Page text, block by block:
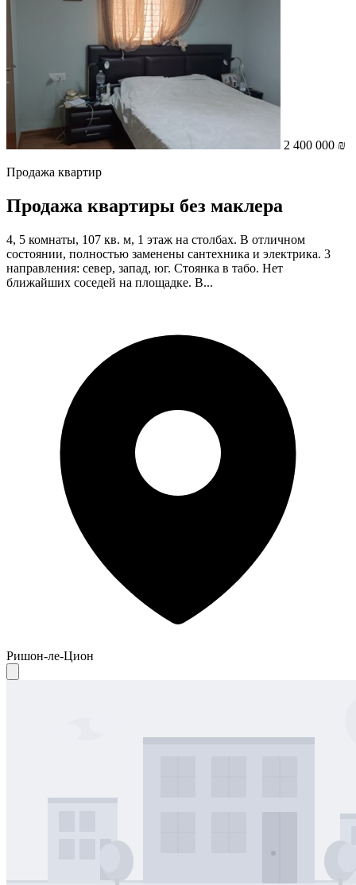
2 400 000 ₪
Продажа квартир
Продажа квартиры без маклера
4, 5 комнаты, 107 кв. м, 1 этаж на столбах. В отличном
состоянии, полностью заменены сантехника и электрика. 3
направления: север, запад, юг. Стоянка в табо. Нет
ближайших соседей на площадке. В...
Ришон-ле-Цион